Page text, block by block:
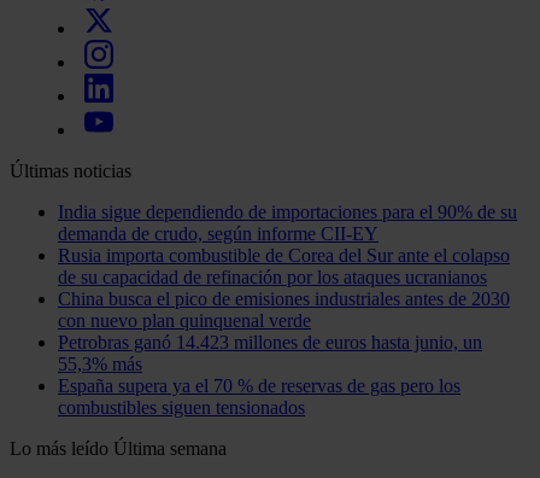
Últimas noticias
India sigue dependiendo de importaciones para el 90% de su
demanda de crudo, según informe CII-EY
Rusia importa combustible de Corea del Sur ante el colapso
de su capacidad de refinación por los ataques ucranianos
China busca el pico de emisiones industriales antes de 2030
con nuevo plan quinquenal verde
Petrobras ganó 14.423 millones de euros hasta junio, un
55,3% más
España supera ya el 70 % de reservas de gas pero los
combustibles siguen tensionados
Lo más leído Última semana